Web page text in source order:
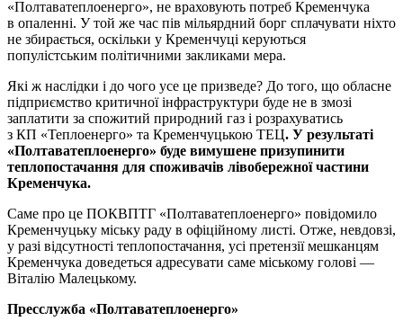
«Полтаватеплоенерго», не враховують потреб Кременчука
в опаленні. У той же час пів мільярдний борг сплачувати ніхто
не збирається, оскільки у Кременчуці керуються
популістським політичними закликами мера.
Які ж наслідки і до чого усе це призведе? До того, що обласне
підприємство критичної інфраструктури буде не в змозі
заплатити за спожитий природний газ і розрахуватись
з КП «Теплоенерго» та Кременчуцькою ТЕЦ. У результаті
«Полтаватеплоенерго» буде вимушене призупинити
теплопостачання для споживачів лівобережної частини
Кременчука.
Саме про це ПОКВПТГ «Полтаватеплоенерго» повідомило
Кременчуцьку міську раду в офіційному листі. Отже, невдовзі,
у разі відсутності теплопостачання, усі претензії мешканцям
Кременчука доведеться адресувати саме міському голові —
Віталію Малецькому.
Пресслужба «Полтаватеплоенерго»